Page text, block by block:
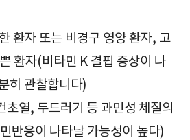
환자 또는 비경구 영양 환자, 고
환자(비타민 K 결핍 증상이 나
히 관찰합니다)
열, 두드러기 등 과민성 체질의
반응이 나타날 가능성이 높다)